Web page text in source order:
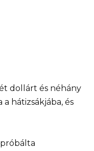
dollárt és néhány
hátizsákjába, és